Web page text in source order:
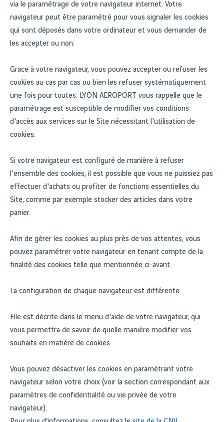
via le paramétrage de votre navigateur internet. Votre
navigateur peut être paramétré pour vous signaler les cookies
qui sont déposés dans votre ordinateur et vous demander de
les accepter ou non.
Grace à votre navigateur, vous pouvez accepter ou refuser les
cookies au cas par cas ou bien les refuser systématiquement
une fois pour toutes. LYON AEROPORT vous rappelle que le
paramétrage est susceptible de modifier vos conditions
d'accès aux services sur le Site nécessitant l'utilisation de
cookies.
Si votre navigateur est configuré de manière à refuser
l'ensemble des cookies, il est possible que vous ne puissiez pas
effectuer d'achats ou profiter de fonctions essentielles du
Site, comme par exemple stocker des articles dans votre
panier.
Afin de gérer les cookies au plus près de vos attentes, vous
pouvez paramétrer votre navigateur en tenant compte de la
finalité des cookies telle que mentionnée ci-avant.
La configuration de chaque navigateur est différente.
Elle est décrite dans le menu d'aide de votre navigateur, qui
vous permettra de savoir de quelle manière modifier vos
souhaits en matière de cookies.
Vous pouvez désactiver les cookies en paramétrant votre
navigateur selon votre choix (voir la section correspondant aux
paramètres de confidentialité ou vie privée de votre
navigateur).